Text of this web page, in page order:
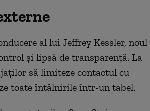
al lui Jeffrey Kessler, noul
şi lipsă de transparenţă. La
să limiteze contactul cu
toate întâlnirile într-un tabel.